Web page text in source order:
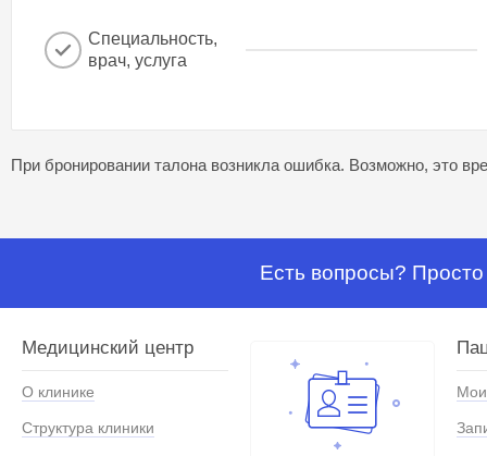
Специальность,
врач, услуга
При бронировании талона возникла ошибка. Возможно, это
Есть вопросы?
Медицинский центр
О клинике
Структура клиники